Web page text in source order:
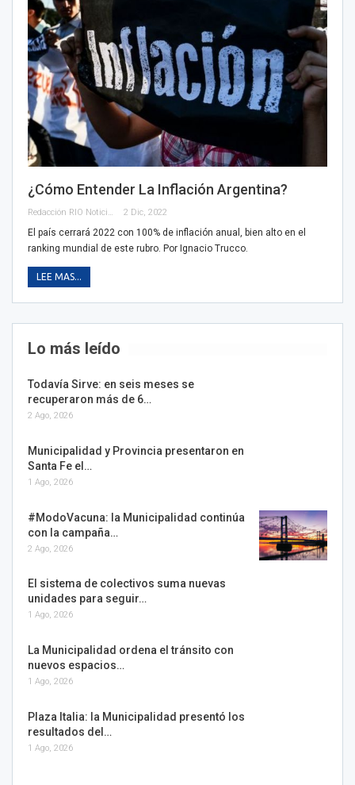
¿Cómo Entender La Inflación Argentina?
Redacción RIO Noticias 2 Dic, 2022
El país cerrará 2022 con 100% de inflación anual, bien alto en el
ranking mundial de este rubro. Por Ignacio Trucco.
LEE MAS...
Lo más leído
Todavía Sirve: en seis meses se
recuperaron más de 6…
2 Ago, 2026
Municipalidad y Provincia presentaron en
Santa Fe el…
1 Ago, 2026
#ModoVacuna: la Municipalidad continúa
con la campaña…
2 Ago, 2026
El sistema de colectivos suma nuevas
unidades para seguir…
1 Ago, 2026
La Municipalidad ordena el tránsito con
nuevos espacios…
1 Ago, 2026
Plaza Italia: la Municipalidad presentó los
resultados del…
1 Ago, 2026